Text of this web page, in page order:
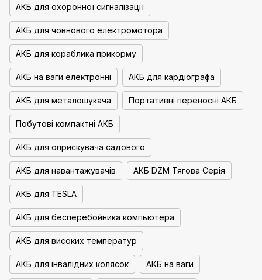
АКБ для охоронної сигналізації
АКБ для човнового електромотора
АКБ для кораблика прикорму
АКБ на ваги електронні АКБ для кардіографа
АКБ для металошукача Портативні переносні АКБ
Побутові компактні АКБ
АКБ для оприскувача садового
АКБ для навантажувачів АКБ DZM Тягова Серія
АКБ для TESLA
АКБ для бесперебойника компьютера
АКБ для високих температур
АКБ для інвалідних колясок АКБ на ваги